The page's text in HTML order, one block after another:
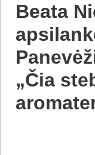
Beata
„Čia